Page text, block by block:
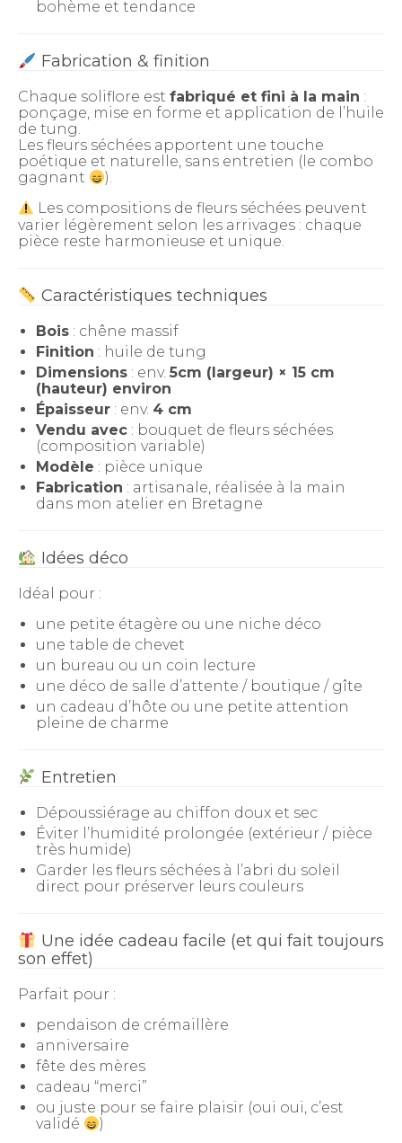
bohème et tendance
Fabrication & finition
Chaque soliflore est fabriqué et fini à la main :
ponçage, mise en forme et application de l’huile
de tung.
Les fleurs séchées apportent une touche
poétique et naturelle, sans entretien (le combo
gagnant
).
Les compositions de fleurs séchées peuvent
varier légèrement selon les arrivages : chaque
pièce reste harmonieuse et unique.
Caractéristiques techniques
Bois : chêne massif
Finition : huile de tung
Dimensions : env. 5cm (largeur) × 15 cm
(hauteur) environ
Épaisseur : env. 4 cm
Vendu avec : bouquet de fleurs séchées
(composition variable)
Modèle : pièce unique
Fabrication : artisanale, réalisée à la main
dans mon atelier en Bretagne
Idées déco
Idéal pour :
une petite étagère ou une niche déco
une table de chevet
un bureau ou un coin lecture
une déco de salle d’attente / boutique / gîte
un cadeau d’hôte ou une petite attention
pleine de charme
Entretien
Dépoussiérage au chiffon doux et sec
Éviter l’humidité prolongée (extérieur / pièce
très humide)
Garder les fleurs séchées à l’abri du soleil
direct pour préserver leurs couleurs
Une idée cadeau facile (et qui fait toujours
son effet)
Parfait pour :
pendaison de crémaillère
anniversaire
fête des mères
cadeau “merci”
ou juste pour se faire plaisir (oui oui, c’est
validé
)